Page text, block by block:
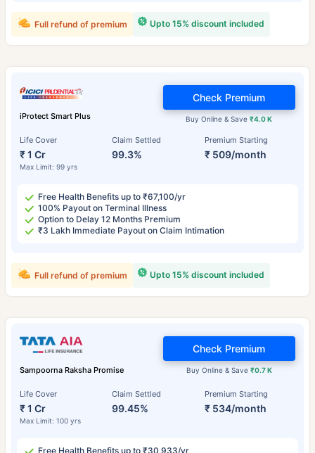
Upto 15% discount included
Full refund of premium
iProtect Smart Plus
Life Cover
₹ 1 Cr
Max Limit: 99 yrs
Claim Settled
99.3%
Premium Starting
₹ 509/month
Buy Online & Save₹4.0 K
Check Premium
Free Health Benefits up to ₹67,100/yr
100% Payout on Terminal Illness
Option to Delay 12 Months Premium
₹3 Lakh Immediate Payout on Claim Intimation
Upto 15% discount included
Full refund of premium
Sampoorna Raksha Promise
Life Cover
₹ 1 Cr
Max Limit: 100 yrs
Claim Settled
99.45%
Premium Starting
₹ 534/month
Buy Online & Save ₹0.7 K
Check Premium
Free Health Benefits up to ₹30,933/yr